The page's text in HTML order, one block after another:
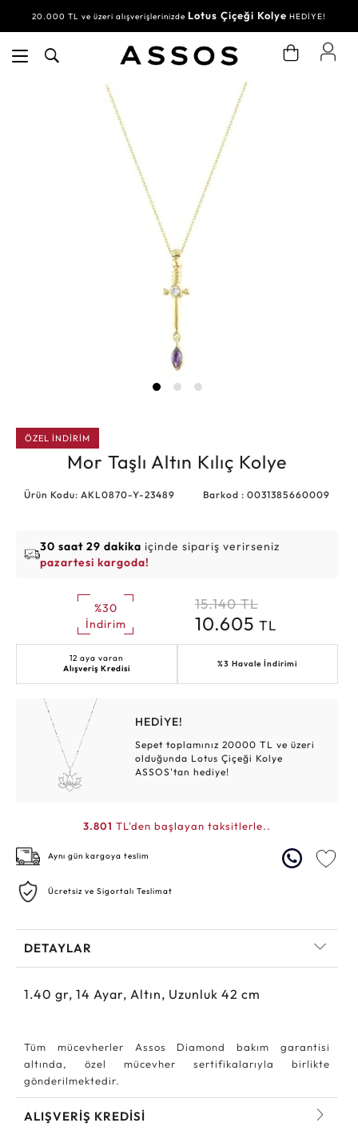
20.000 TL ve üzeri alışverişlerinizde Lotus Çiçeği Kolye HEDİYE!
ÖZEL İNDİRİM
Mor Taşlı Altın Kılıç Kolye
Ürün Kodu: AKL0870-Y-23489 Barkod : 0031385660009
30 saat 29 dakika içinde sipariş verirseniz
pazartesi kargoda!
%30
İndirim
15.140 TL
10.605 TL
12 aya varan
Alışveriş Kredisi
%3 Havale İndirimi
HEDİYE!
Sepet toplamınız 20000 TL ve üzeri
olduğunda Lotus Çiçeği Kolye
ASSOS'tan hediye!
3.801 TL'den başlayan taksitlerle..
Aynı gün kargoya teslim
Ücretsiz ve Sigortalı Teslimat
DETAYLAR
1.40 gr, 14 Ayar, Altın, Uzunluk 42 cm
Tüm mücevherler Assos Diamond bakım garantisi
altında, özel mücevher sertifikalarıyla birlikte
gönderilmektedir.
ALIŞVERİŞ KREDİSİ